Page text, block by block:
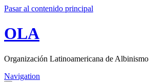
Pasar al contenido principal
OLA
Organización Latinoamericana de Albinismo
Navigation